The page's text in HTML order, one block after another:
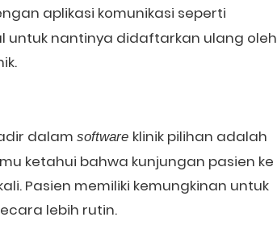
aplikasi komunikasi seperti
untuk nantinya didaftarkan ulang oleh
dalam software klinik pilihan adalah
ketahui bahwa kunjungan pasien ke
Pasien memiliki kemungkinan untuk
lebih rutin.